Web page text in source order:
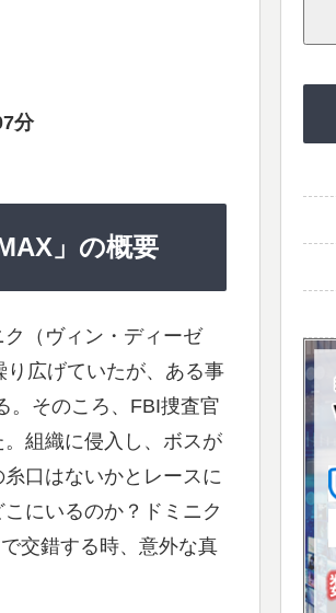
分
」の概要
（ヴィン・ディーゼ
広げていたが、ある事
。そのころ、FBI捜査官
組織に侵入し、ボスが
口はないかとレースに
にいるのか？ドミニク
交錯する時、意外な真